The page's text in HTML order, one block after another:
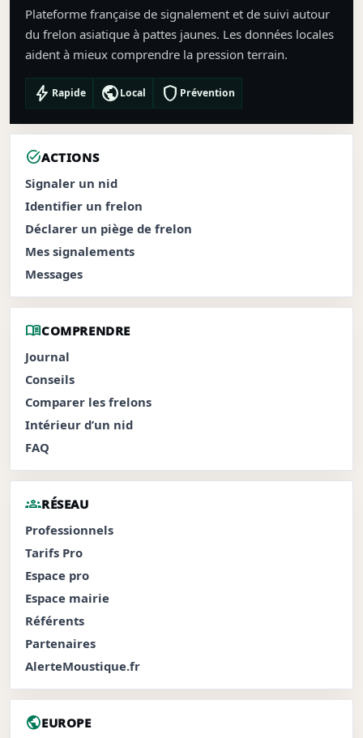
Plateforme française de signalement et de suivi autour
du frelon asiatique à pattes jaunes. Les données locales
aident à mieux comprendre la pression terrain.
bolt Rapide publicLocal shield Prévention
task_altACTIONS
Signaler un nid
Identifier un frelon
Déclarer un piège de frelon
Mes signalements
Messages
menu_bookCOMPRENDRE
Journal
Conseils
Comparer les frelons
Intérieur d’un nid
FAQ
groupsRÉSEAU
Professionnels
Tarifs Pro
Espace pro
Espace mairie
Référents
Partenaires
AlerteMoustique.fr
publicEUROPE